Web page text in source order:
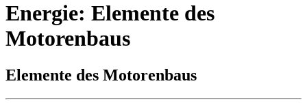
Energie: Elemente des
Motorenbaus
Elemente des Motorenbaus